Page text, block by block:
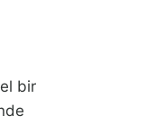
bir